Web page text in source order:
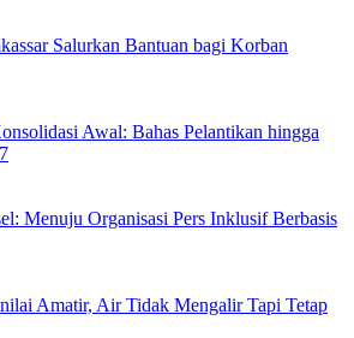
Salurkan Bantuan bagi Korban
Awal: Bahas Pelantikan hingga
Menuju Organisasi Pers Inklusif Berbasis
Amatir, Air Tidak Mengalir Tapi Tetap